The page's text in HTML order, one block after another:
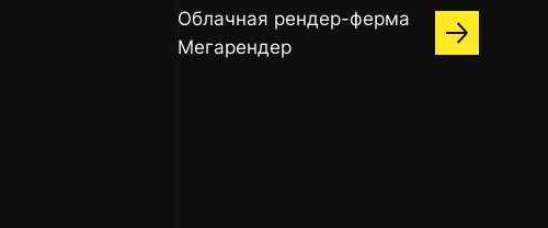
Облачная рендер-ферма
Мегарендер